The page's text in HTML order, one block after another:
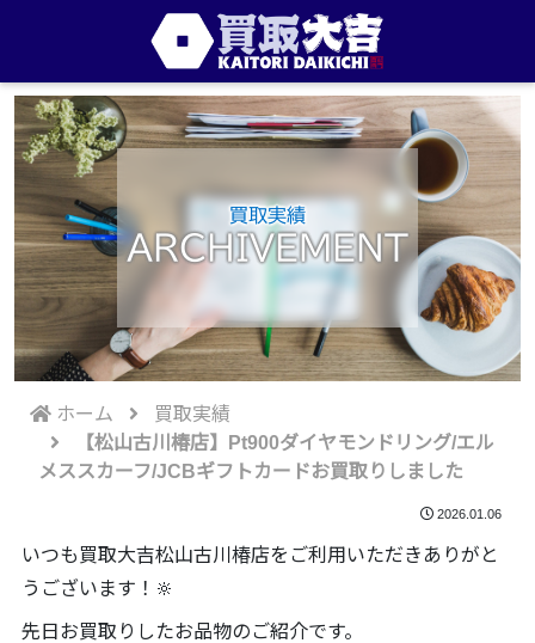
買取実績
ARCHIVEMENT
ホーム
買取実績
【松山古川椿店】Pt900ダイヤモンドリング/エル
メススカーフ/JCBギフトカードお買取りしました
2026.01.06
いつも買取大吉松山古川椿店をご利用いただきありがと
うございます！🔆
先日お買取りしたお品物のご紹介です。